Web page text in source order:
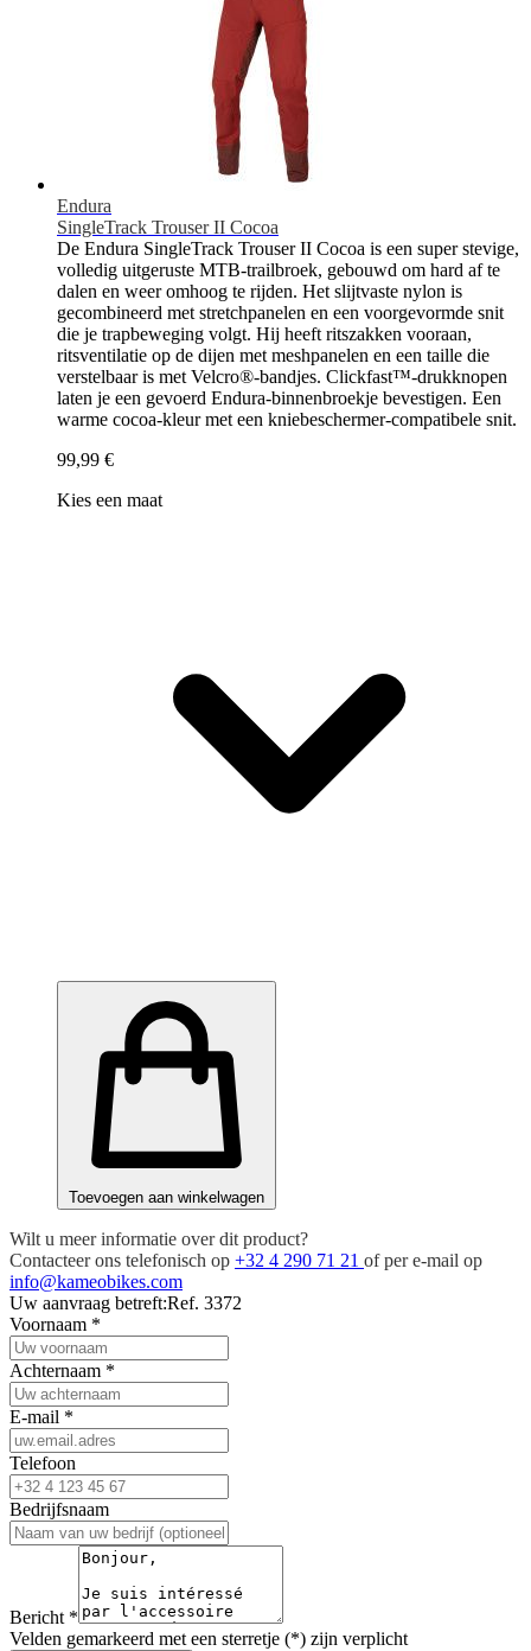
Endura
SingleTrack Trouser II Cocoa
De Endura SingleTrack Trouser II Cocoa is een super stevige,
volledig uitgeruste MTB-trailbroek, gebouwd om hard af te
dalen en weer omhoog te rijden. Het slijtvaste nylon is
gecombineerd met stretchpanelen en een voorgevormde snit
die je trapbeweging volgt. Hij heeft ritszakken vooraan,
ritsventilatie op de dijen met meshpanelen en een taille die
verstelbaar is met Velcro®-bandjes. Clickfast™-drukknopen
laten je een gevoerd Endura-binnenbroekje bevestigen. Een
warme cocoa-kleur met een kniebeschermer-compatibele snit.
99,99 €
Kies een maat
Toevoegen aan winkelwagen
Wilt u meer informatie over dit product?
Contacteer ons telefonisch op +32 4 290 71 21 of per e-mail op
info@kameobikes.com
Uw aanvraag betreft:Ref. 3372
Voornaam *
Achternaam *
E-mail *
Telefoon
Bedrijfsnaam
Bericht *
Velden gemarkeerd met een sterretje (*) zijn verplicht